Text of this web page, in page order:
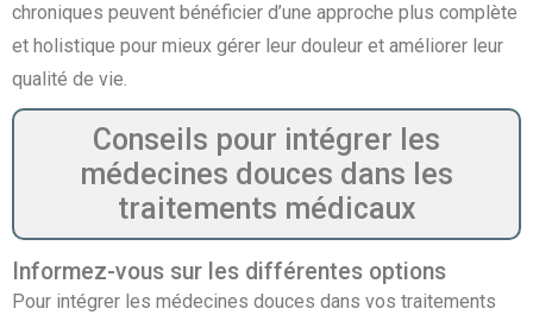
chroniques peuvent bénéficier d’une approche plus complète
et holistique pour mieux gérer leur douleur et améliorer leur
qualité de vie.
Conseils pour intégrer les
médecines douces dans les
traitements médicaux
Informez-vous sur les différentes options
Pour intégrer les médecines douces dans vos traitements